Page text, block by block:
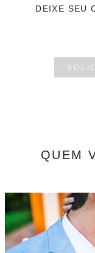
DEIXE SEU
QUEM